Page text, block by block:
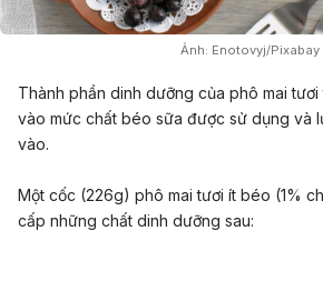
Ảnh: Enotovyj/Pixabay
Thành phần dinh dưỡng của phô mai
vào mức chất béo sữa được sử dụng và
vào.
Một cốc (226g) phô mai tươi ít béo (1%
cấp những chất dinh dưỡng sau: